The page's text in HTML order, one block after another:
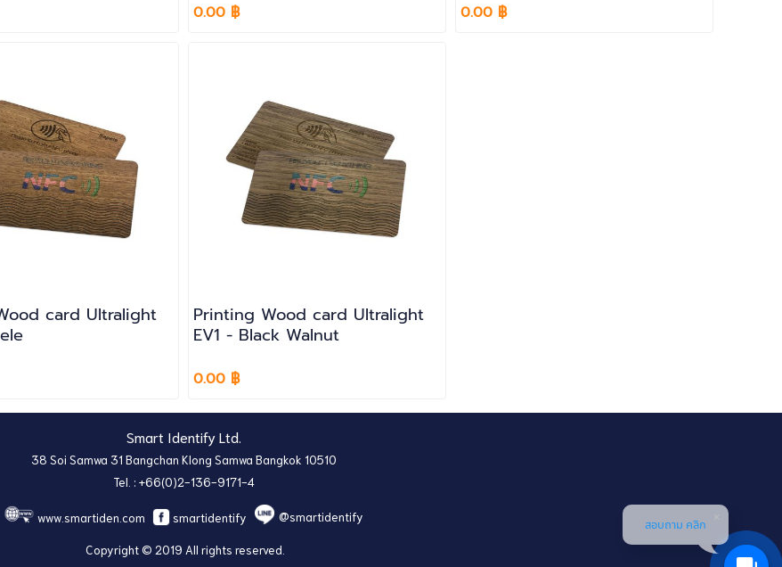
0.00 ฿ 0.00 ฿
card Ultralight
Printing Wood card Ultralight
EV1 - Black Walnut
0.00 ฿
Smart Identify Ltd.
38 Soi Samwa 31 Bangchan Klong Samwa Bangkok 10510
Tel. : +66(0)2-136-9171-4
www.smartiden.com smartidentify @smartidentify
Copyright © 2019 All rights reserved.
สอบถาม คลิก